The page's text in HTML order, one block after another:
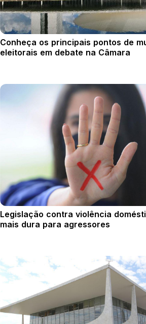
Conheça os principais pontos de
eleitorais em debate na Câmara
Legislação contra violência
mais dura para agressores